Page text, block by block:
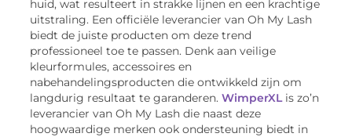
huid, wat resulteert in strakke lijnen en een krachtige
uitstraling. Een officiële leverancier van Oh My Lash
biedt de juiste producten om deze trend
professioneel toe te passen. Denk aan veilige
kleurformules, accessoires en
nabehandelingsproducten die ontwikkeld zijn om
langdurig resultaat te garanderen.WimperXLis zo’n
leverancier van Oh My Lash die naast deze
hoogwaardige merken ook ondersteuning biedt in